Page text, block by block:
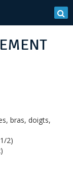
bras, doigts,
2)